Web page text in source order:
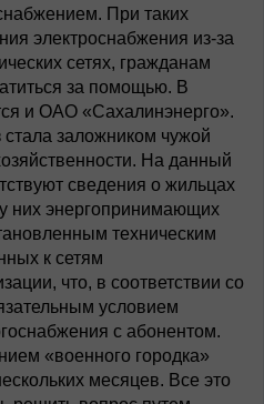
При таких
электроснабжения из-за
сетях, гражданам
за помощью. В
и ОАО «Сахалинэнерго».
заложником чужой
На данный
сведения о жильцах
них энергопринимающих
техническим
к сетям
что, в соответствии со
условием
с абонентом.
«военного городка»
месяцев. Все это